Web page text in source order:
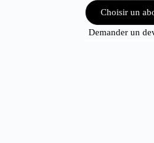
Choisir un
Demander un